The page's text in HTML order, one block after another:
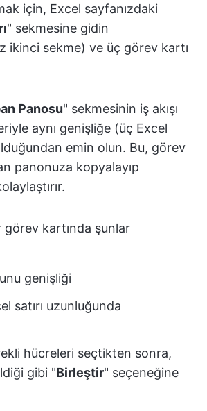
için, Excel sayfanızdaki
" sekmesine gidin
ikinci sekme) ve üç görev kartı
Panosu" sekmesinin iş akışı
aynı genişliğe (üç Excel
emin olun. Bu, görev
panonuza kopyalayıp
kartında şunlar
genişliği
satırı uzunluğunda
hücreleri seçtikten sonra,
gibi "Birleştir" seçeneğine